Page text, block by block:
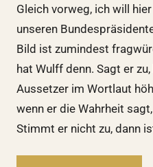
Gleich vorweg, ich will
unseren
Bild ist zumindest
hat Wulff denn. Sagt er
Aussetzer im Wortlaut
wenn er die Wahrheit
Stimmt er nicht zu, dann